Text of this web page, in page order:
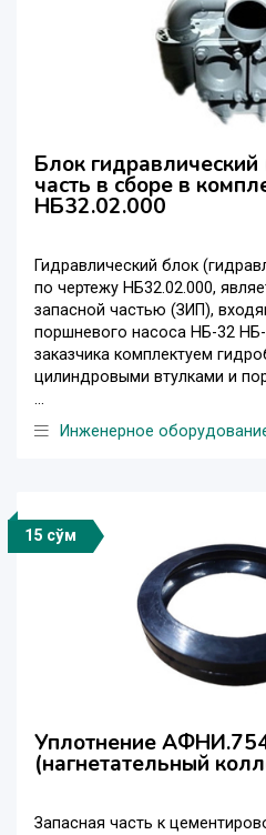
Блок
часть в сборе в
НБ32.02.000
Гидравлический блок
по чертежу НБ32.02.000,
запасной частью (ЗИП),
поршневого насоса НБ-32
заказчика комплектуем
цилиндровыми втулками и
...
Инженерное
15 сўм
Уплотнение
(нагнетательный
Запасная часть к